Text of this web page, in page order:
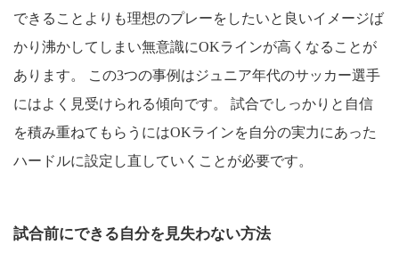
できることよりも理想のプレーをしたいと良いイメージば
かり沸かしてしまい無意識にOKラインが高くなることが
あります。 この3つの事例はジュニア年代のサッカー選手
にはよく見受けられる傾向です。 試合でしっかりと自信
を積み重ねてもらうにはOKラインを自分の実力にあった
ハードルに設定し直していくことが必要です。
試合前にできる自分を見失わない方法